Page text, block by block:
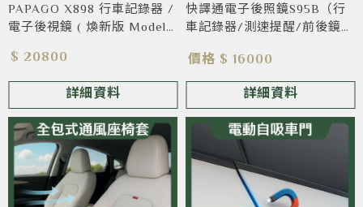
PAPAGO X898 行車記錄器 /
電子後視鏡 ( 煥新版 Model
Y 2025+ )
$ 20800
詳細資料
快譯通電子後照鏡S95B（行
車記錄器/測速提醒/前後鏡
價格 $ 16000
詳細資料